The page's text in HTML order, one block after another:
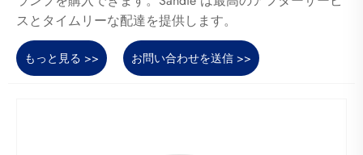
スとタイムリーな配達を提供します。
もっと見る >> お問い合わせを送信 >>